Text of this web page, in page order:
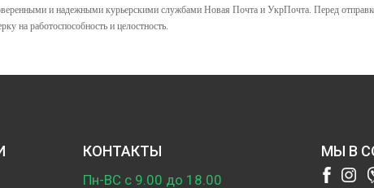
и надежными курьерскими службами Новая Почта и УкрПочта. Перед
на работоспособность и целостность.
КОНТАКТЫ
Пн-ВС с 9.00 до 18.00
МЫ В